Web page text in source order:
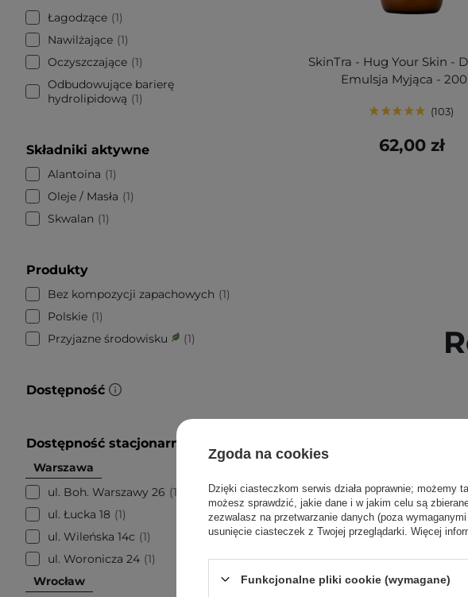
Łagodzące 1
Nawilżające 1
Oczyszczające 1
Odbudowujące barierę
hydrolipidową
1
Składniki aktywne
Alantoina
1
Oleje / Masła
1
Skwalan
1
Produkty
Bez kompozycji zapachowych
1
Polskie 1
Przyjazne środowisku
1
Dostępność
Dostępność stacjonarnie
Warszawa
ul. Boh. Warszawy 26
1
ul. Łucka 18 1
ul. Wileńska 14c
1
ul. Woronicza 24 1
Wrocław
SkinTra - Hug Your Skin -
Emulsja Myjąca -
103
62,00 zł
Zgoda na cookies
Dzięki ciasteczkom serwis działa poprawnie; możemy
możesz sprawdzić, jakie dane i w jakim celu są
zezwalasz na przetwarzanie danych (poza
usunięcie ciasteczek z Twojej przeglądarki. Więcej
Funkcjonalne pliki cookie (wymagane)